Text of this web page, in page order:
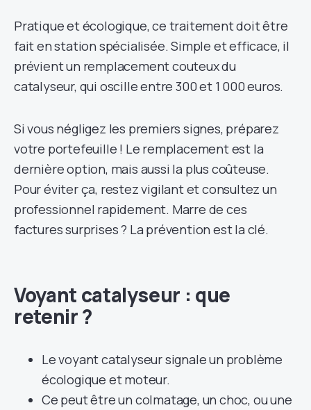
Pratique et écologique, ce traitement doit être
fait en station spécialisée. Simple et efficace, il
prévient un remplacement couteux du
catalyseur, qui oscille entre 300 et 1 000 euros.
Si vous négligez les premiers signes, préparez
votre portefeuille ! Le remplacement est la
dernière option, mais aussi la plus coûteuse.
Pour éviter ça, restez vigilant et consultez un
professionnel rapidement. Marre de ces
factures surprises ? La prévention est la clé.
Voyant catalyseur : que
retenir ?
Le voyant catalyseur signale un problème
écologique et moteur.
Ce peut être un colmatage, un choc, ou une